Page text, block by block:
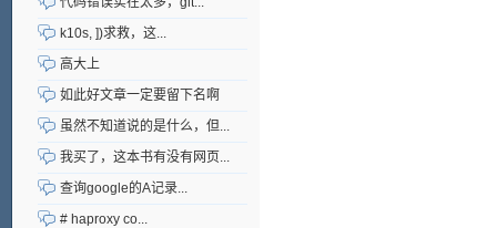
k10s, ])求救，这...
高大上
如此好文章一定要留下名啊
虽然不知道说的是什么，但...
我买了，这本书有没有网页...
查询google的A记录...
# haproxy co...